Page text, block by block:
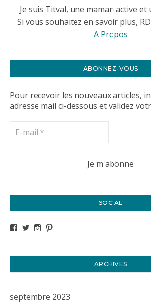
Je suis Titval, une maman active et
Si vous souhaitez en savoir plus,
A Propos
ABONNEZ-VOUS
Pour recevoir les nouveaux articles,
adresse mail ci-dessous et validez
SOCIAL
Voir le profil de titval35 sur
Voir le profil de titval35 sur
Voir le profil de titval35
ARCHIVES
septembre 2023